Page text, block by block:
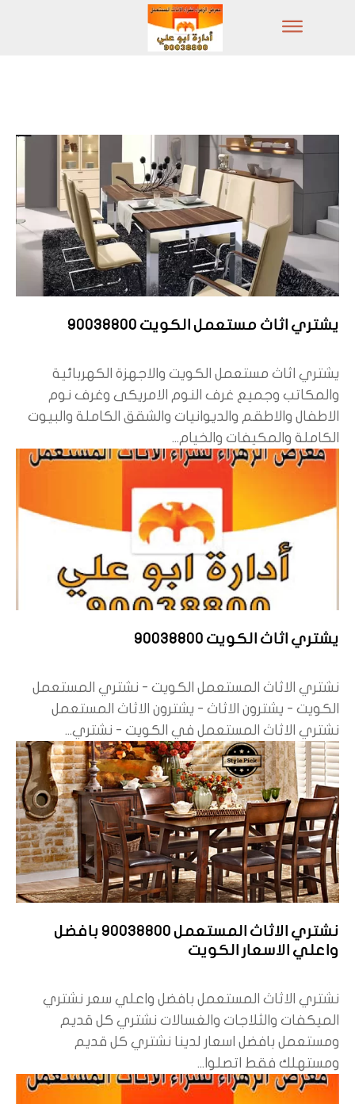
يشتري اثاث مستعمل الكويت 90038800
يشتري اثاث مستعمل الكويت والاجهزة الكهربائية
والمكاتب وجميع غرف النوم الامريكى وغرف نوم
الاطفال والاطقم والديوانيات والشقق الكاملة والبيوت
الكاملة والمكيفات والخيام...
يشتري اثاث الكويت 90038800
نشتري الاثاث المستعمل الكويت - نشتري المستعمل
الكويت - يشترون الاثاث - يشترون الاثاث المستعمل
نشتري الاثاث المستعمل في الكويت - نشتري...
نشتري الاثاث المستعمل 90038800 بافضل
واعلي الاسعار الكويت
نشتري الاثاث المستعمل بافضل واعلي سعر نشتري
الميكفات والثلاجات والغسالات نشتري كل قديم
ومستعمل بافضل اسعار لدينا نشتري كل قديم
ومستهلك فقط اتصلوا...